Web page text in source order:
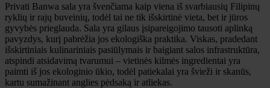
Privati ​​Banwa sala yra švenčiama kaip viena iš svarbiausių Filipinų
ryklių ir rajų buveinių, todėl tai ne tik išskirtinė vieta, bet ir jūros
gyvybės prieglauda. Sala yra gilaus įsipareigojimo tausoti aplinką
pavyzdys, kurį pabrėžia jos ekologiška praktika. Viskas, pradedant
išskirtiniais kulinariniais pasiūlymais ir baigiant salos infrastruktūra,
atspindi atsidavimą tvarumui – vietinės kilmės ingredientai yra
paimti iš jos ekologinio ūkio, todėl patiekalai yra švieži ir skanūs,
kartu sumažinant anglies pėdsaką ir atliekas.